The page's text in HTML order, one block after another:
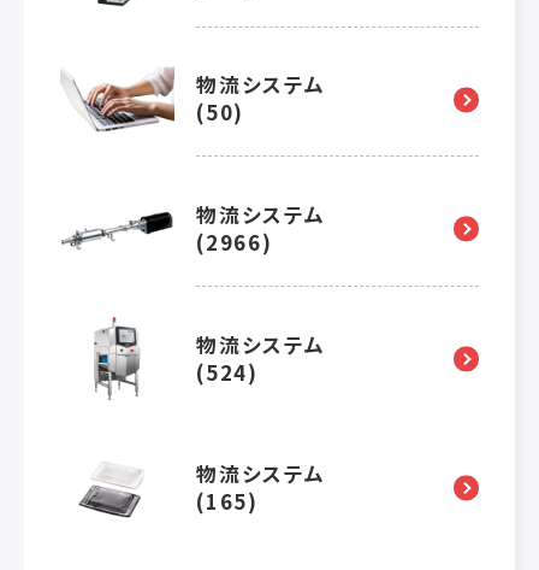
物流システム
(50)
物流システム
(2966)
物流システム
(524)
物流システム
(165)